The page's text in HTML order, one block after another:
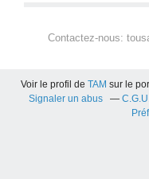
Contactez-nous:
Voir le profil deTAM sur le
Signaler un abus
C.G.U.